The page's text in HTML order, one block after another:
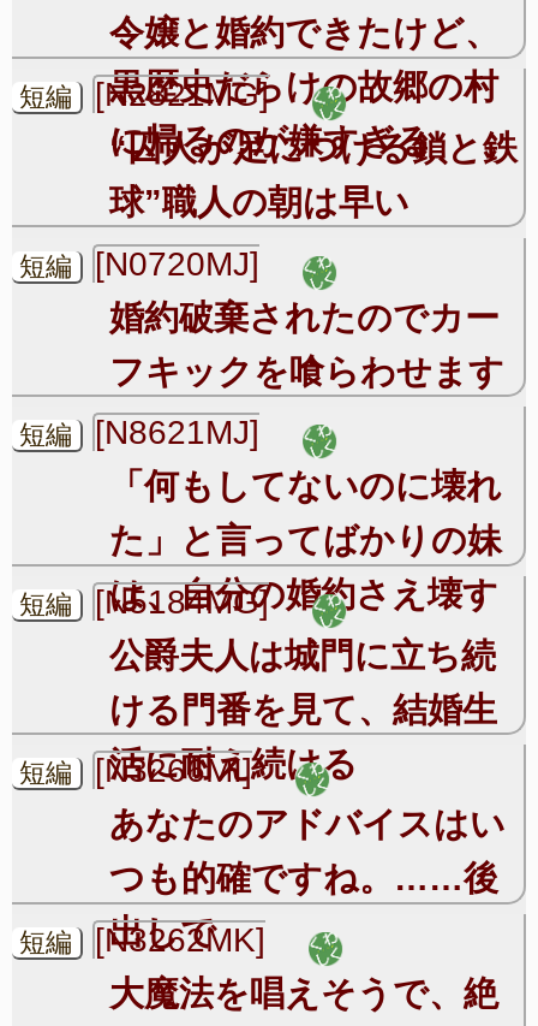
令嬢と婚約できたけど、
黒歴史だらけの故郷の村
に帰るのが嫌すぎる
短編 [N2821MG]
“囚人が足につける鎖と鉄
球”職人の朝は早い
短編 [N0720MJ]
婚約破棄されたのでカー
フキックを喰らわせます
短編 [N8621MJ]
「何もしてないのに壊れ
た」と言ってばかりの妹
は、自分の婚約さえ壊す
短編 [N5184MG]
公爵夫人は城門に立ち続
ける門番を見て、結婚生
活に耐え続ける
短編 [N3266MI]
あなたのアドバイスはい
つも的確ですね。……後
出しで
短編 [N3262MK]
大魔法を唱えそうで、絶